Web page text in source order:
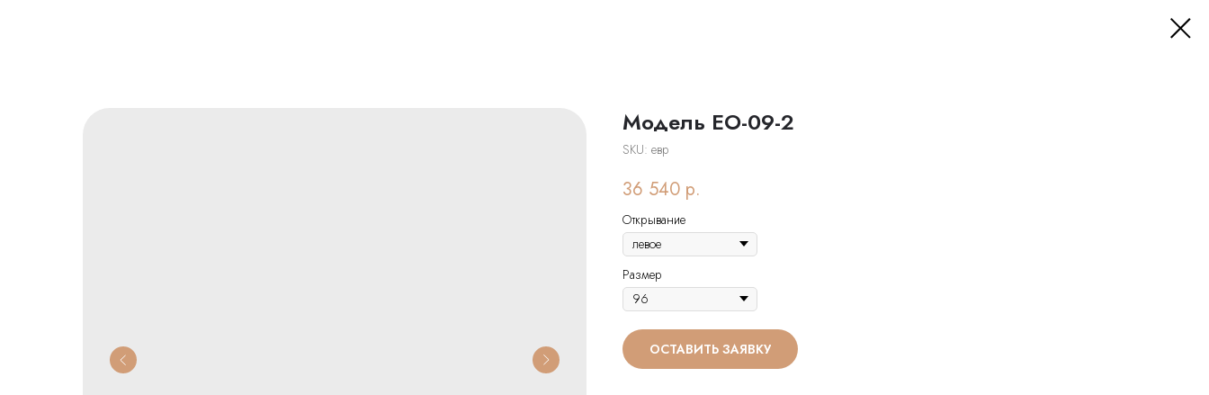
Модель ЕО-09-2
SKU: евр
36 540 р.
Открывание
Размер
ОСТАВИТЬ ЗАЯВКУ